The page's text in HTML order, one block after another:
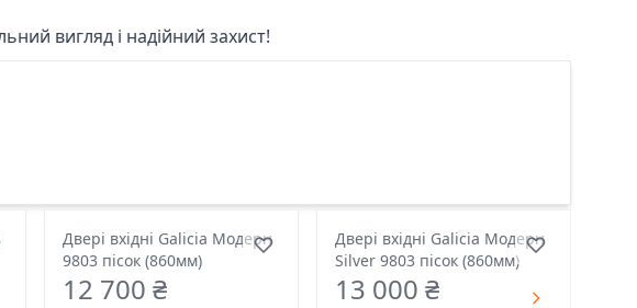
вигляд і надійний захист!
Двері вхідні Galicia Модерн
9803 пісок (860мм)
12 700 ₴
Двері вхідні Galicia Модерн
Silver 9803 пісок (860мм)
13 000 ₴